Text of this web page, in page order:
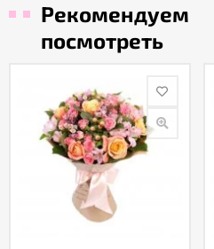
Рекомендуем
посмотреть